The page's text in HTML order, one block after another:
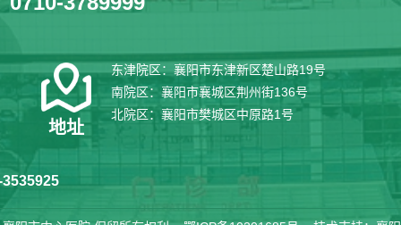
地址
东津院区：襄阳市东津新区楚山路19号
南院区：襄阳市襄城区荆州街136号
北院区：襄阳市樊城区中原路1号